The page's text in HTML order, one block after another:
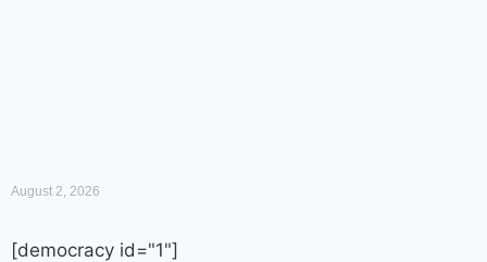
August 2, 2026
[democracy id="1"]